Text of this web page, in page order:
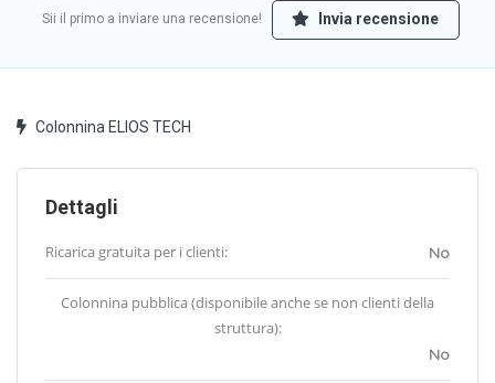
Sii il primo a inviare una recensione! Invia recensione
Colonnina ELIOS TECH
Dettagli
Ricarica gratuita per i clienti: No
Colonnina pubblica (disponibile anche se non clienti della
struttura):
No